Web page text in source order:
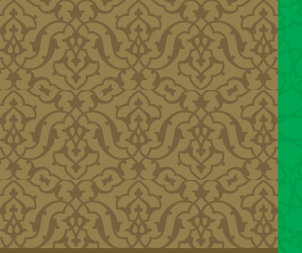
رفتن به محتوای اصلی